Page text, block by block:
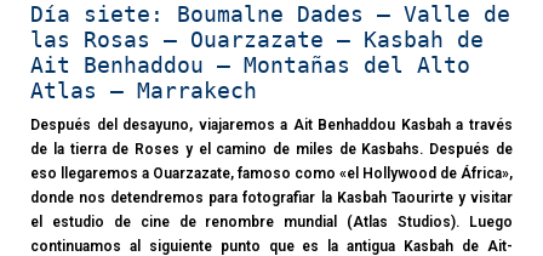
Día siete: Boumalne Dades – Valle de
las Rosas – Ouarzazate – Kasbah de
Ait Benhaddou – Montañas del Alto
Atlas – Marrakech
Después del desayuno, viajaremos a Ait Benhaddou Kasbah a través
de la tierra de Roses y el camino de miles de Kasbahs. Después de
eso llegaremos a Ouarzazate, famoso como «el Hollywood de África»,
donde nos detendremos para fotografiar la Kasbah Taourirte y visitar
el estudio de cine de renombre mundial (Atlas Studios). Luego
continuamos al siguiente punto que es la antigua Kasbah de Ait-